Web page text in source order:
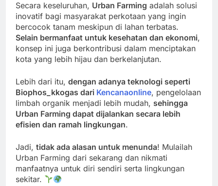
Secara keseluruhan, Urban Farming adalah solusi
inovatif bagi masyarakat perkotaan yang ingin
bercocok tanam meskipun di lahan terbatas.
Selain bermanfaat untuk kesehatan dan ekonomi,
konsep ini juga berkontribusi dalam menciptakan
kota yang lebih hijau dan berkelanjutan.
Lebih dari itu, dengan adanya teknologi seperti
Biophos_kkogas dari Kencanaonline, pengelolaan
limbah organik menjadi lebih mudah, sehingga
Urban Farming dapat dijalankan secara lebih
efisien dan ramah lingkungan.
Jadi, tidak ada alasan untuk menunda! Mulailah
Urban Farming dari sekarang dan nikmati
manfaatnya untuk diri sendiri serta lingkungan
sekitar.